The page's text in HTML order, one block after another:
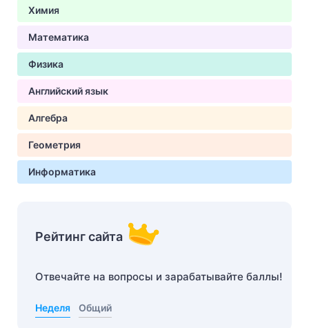
Химия
Математика
Физика
Английский язык
Алгебра
Геометрия
Информатика
Рейтинг сайта
Отвечайте на вопросы и зарабатывайте баллы!
Неделя Общий